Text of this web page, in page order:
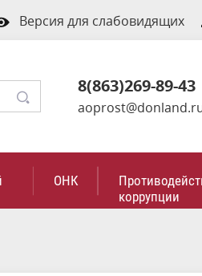
Версия для слабовидящих
8(863)269-89-43
ОНК
коррупции